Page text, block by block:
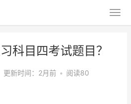
科目四考试题目？
更新时间：2月前 • 阅读80